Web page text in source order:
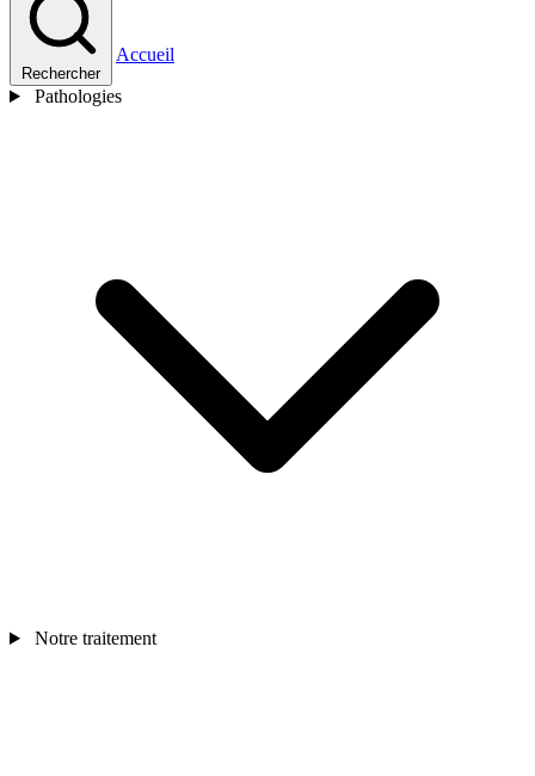
Rechercher
Accueil
Pathologies
Notre traitement